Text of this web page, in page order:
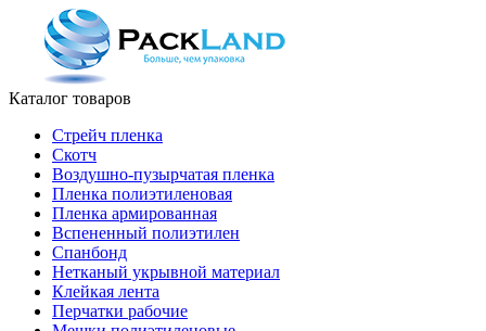
Каталог товаров
Стрейч пленка
Скотч
Воздушно-пузырчатая пленка
Пленка полиэтиленовая
Пленка армированная
Вспененный полиэтилен
Спанбонд
Нетканый укрывной материал
Клейкая лента
Перчатки рабочие